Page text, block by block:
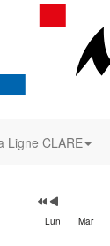
Ligne CLARE
Lun Mar